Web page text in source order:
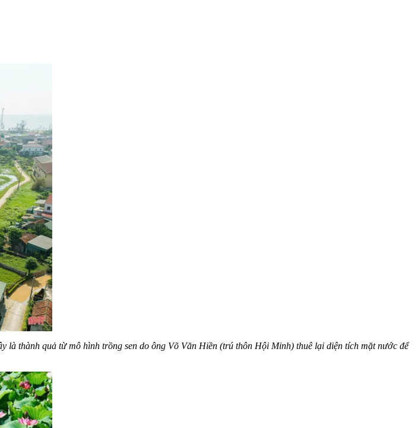
thành quả từ mô hình trồng sen do ông Võ Văn Hiền (trú thôn Hội Minh) thuê lại diện tích mặt nước để